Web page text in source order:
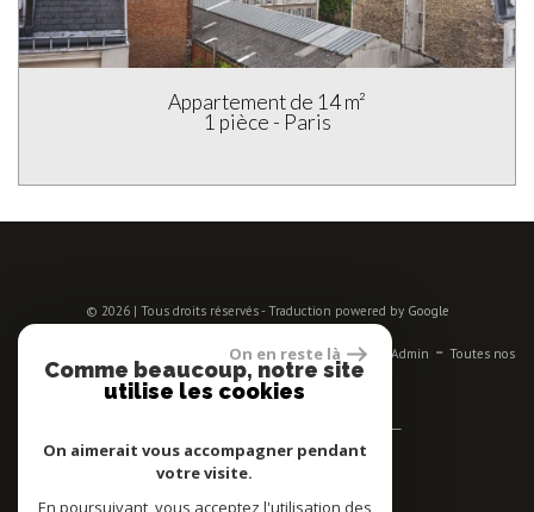
Studio de 11 m²
1 pièce - Paris
© 2026 | Tous droits réservés - Traduction powered by Google
Nos honoraires-Liens Admin - Toutes nos
annonces
Espace propriétaires
On en reste là
Comme beaucoup, notre site
utilise les cookies
On aimerait vous accompagner pendant
votre visite.
En poursuivant, vous acceptez l'utilisation des